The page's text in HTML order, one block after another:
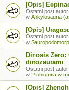
[Opis]
Ostatni post autor:
w Ankylosauria
[Opis]
Ostatni post autor:
w
Dinosis Zero:
dinozaurami
Ostatni post autor:
w Prehistoria w
[Opis]